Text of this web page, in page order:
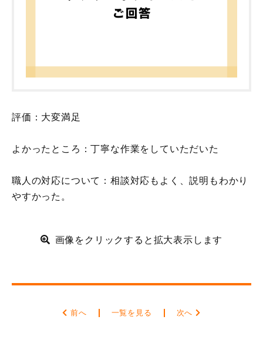
評価：大変満足
よかったところ：丁寧な作業をしていただいた
職人の対応について：相談対応もよく、説明もわかり
やすかった。
画像をクリックすると拡大表示します
前へ 一覧を見る 次へ